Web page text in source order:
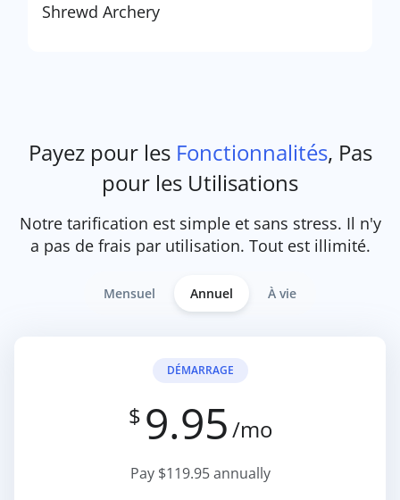
Shrewd Archery
Payez pour les Fonctionnalités, Pas
pour les Utilisations
Notre tarification est simple et sans stress. Il n'y
a pas de frais par utilisation. Tout est illimité.
Mensuel Annuel À vie
DÉMARRAGE
$ 9.95/mo
Pay $119.95 annually